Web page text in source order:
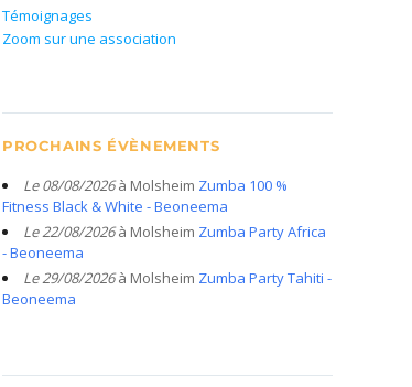
Témoignages
Zoom sur une association
PROCHAINS ÉVÈNEMENTS
Le 08/08/2026à Molsheim Zumba 100 %
Fitness Black & White - Beoneema
Le 22/08/2026à Molsheim Zumba Party Africa
- Beoneema
Le 29/08/2026à Molsheim Zumba Party Tahiti -
Beoneema